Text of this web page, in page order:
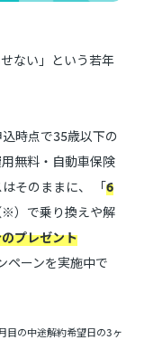
ない」という若年
時点で35歳以下の
無料・自動車保険
そのままに、 「6
※）で乗り換えや解
プレゼント
ペーンを実施中で
目の中途解約希望日の3ヶ